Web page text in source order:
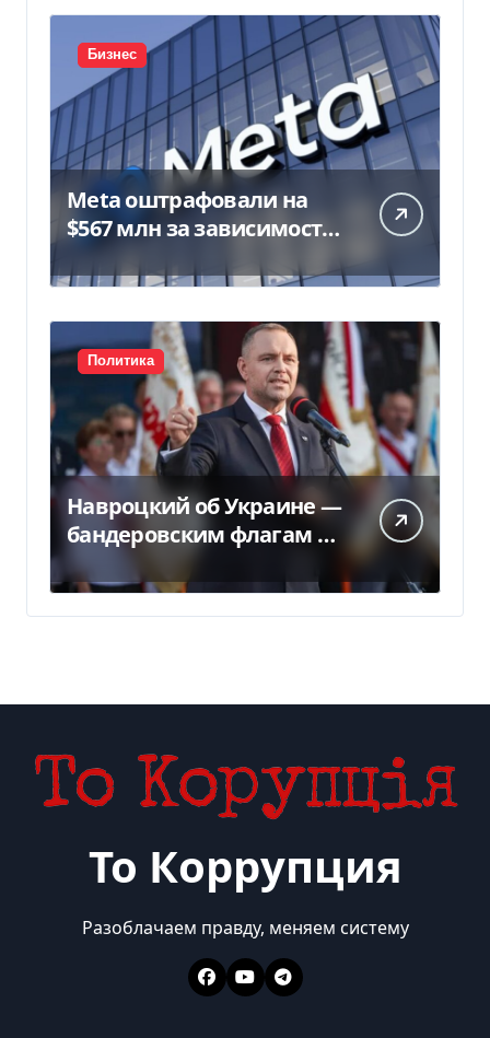
Бизнес
Meta оштрафовали на
$567 млн за зависимость
у подростков
Политика
Навроцкий об Украине —
бандеровским флагам не
место в Польше
То Коррупция
Разоблачаем правду, меняем систему